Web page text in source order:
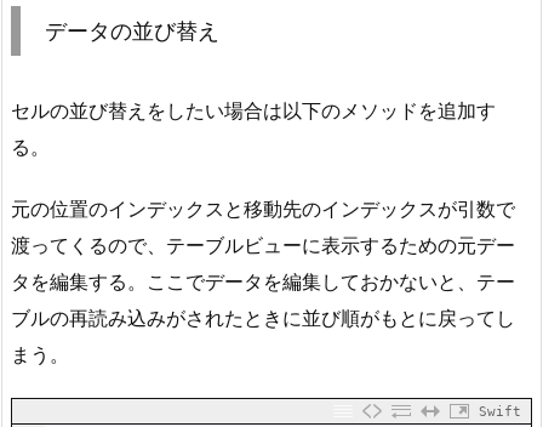
データの並び替え
セルの並び替えをしたい場合は以下のメソッドを追加す
る。
元の位置のインデックスと移動先のインデックスが引数で
渡ってくるので、テーブルビューに表示するための元デー
タを編集する。ここでデータを編集しておかないと、テー
ブルの再読み込みがされたときに並び順がもとに戻ってし
まう。
Swift